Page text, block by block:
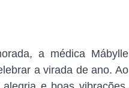
a médica Mábylle
a virada de ano. Ao